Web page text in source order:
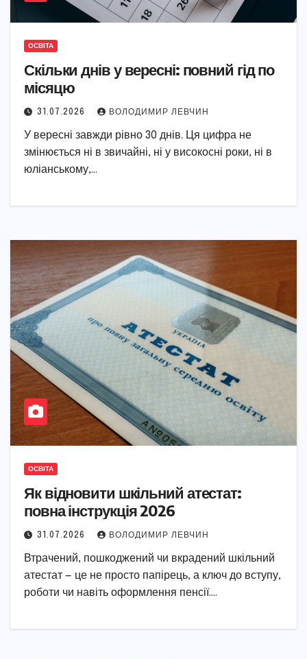
ОСВІТА
Скільки днів у вересні: повний гід по
місяцю
31.07.2026 ВОЛОДИМИР ЛЕВЧИН
У вересні завжди рівно 30 днів. Ця цифра не
змінюється ні в звичайні, ні у високосні роки, ні в
юліанському,…
ОСВІТА
Як відновити шкільний атестат:
повна інструкція 2026
31.07.2026 ВОЛОДИМИР ЛЕВЧИН
Втрачений, пошкоджений чи вкрадений шкільний
атестат — це не просто папірець, а ключ до вступу,
роботи чи навіть оформлення пенсії.…